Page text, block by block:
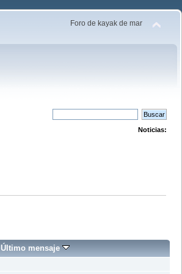
Foro de kayak de mar
Noticias:
Último mensaje